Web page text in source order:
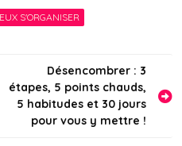
S'ORGANISER
Désencombrer : 3
étapes, 5 points chauds,
5 habitudes et 30 jours
pour vous y mettre !